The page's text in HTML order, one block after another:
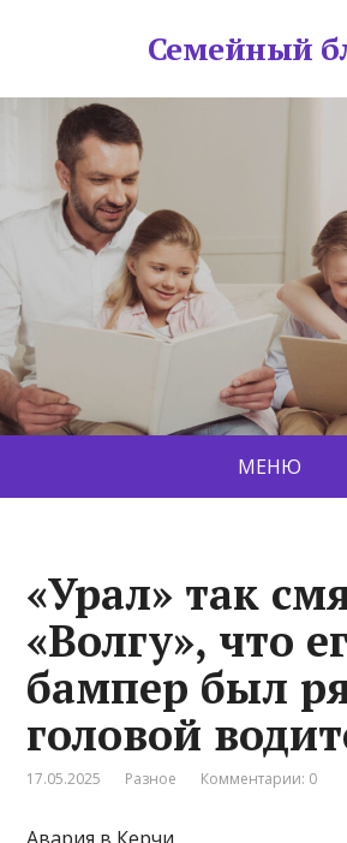
Семейный
МЕНЮ
«Урал» так
«Волгу», что
бампер был
головой
17.05.2025 Разное Комментарии: 0